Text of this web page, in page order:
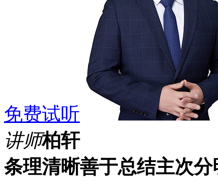
免费试听
讲师柏轩
条理清晰善于总结主次分